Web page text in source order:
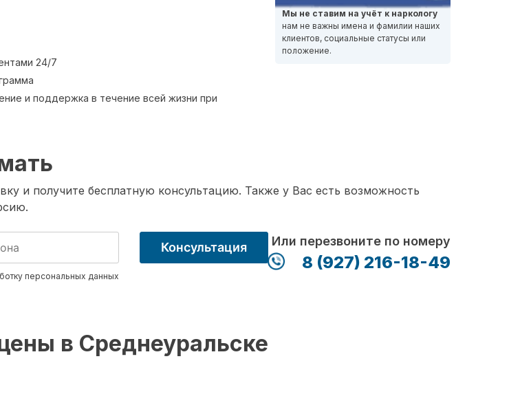
24/7
и поддержка в течение всей жизни при
Мы не ставим на учёт к наркологу
нам не важны имена и фамилии наших
клиентов, социальные статусы или
положение.
и получите бесплатную консультацию. Также у Вас есть возможность
персональных данных
Консультация Или перезвоните по номеру
8 (927) 216-18-49
в Среднеуральске